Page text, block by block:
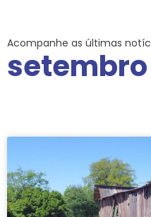
Acompanhe as últimas
setembro